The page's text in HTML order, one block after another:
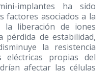
implantes ha sido
factores asociados a la
la liberación de iones
pérdida de estabilidad,
la resistencia
eléctricas propias del
afectar las células